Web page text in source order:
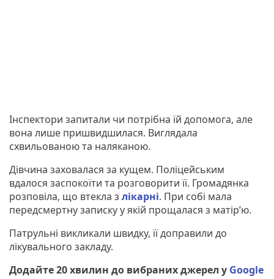
Інспектори запитали чи потрібна їй допомога, але
вона лише пришвидшилася. Виглядала
схвильованою та наляканою.
Дівчина заховалася за кущем. Поліцейським
вдалося заспокоїти та розговорити її. Громадянка
розповіла, що втекла з лікарні. При собі мала
передсмертну записку у якій прощалася з матір’ю.
Патрульні викликали швидку, її доправили до
лікувального закладу.
Додайте 20 хвилин до вибраних джерел у Google